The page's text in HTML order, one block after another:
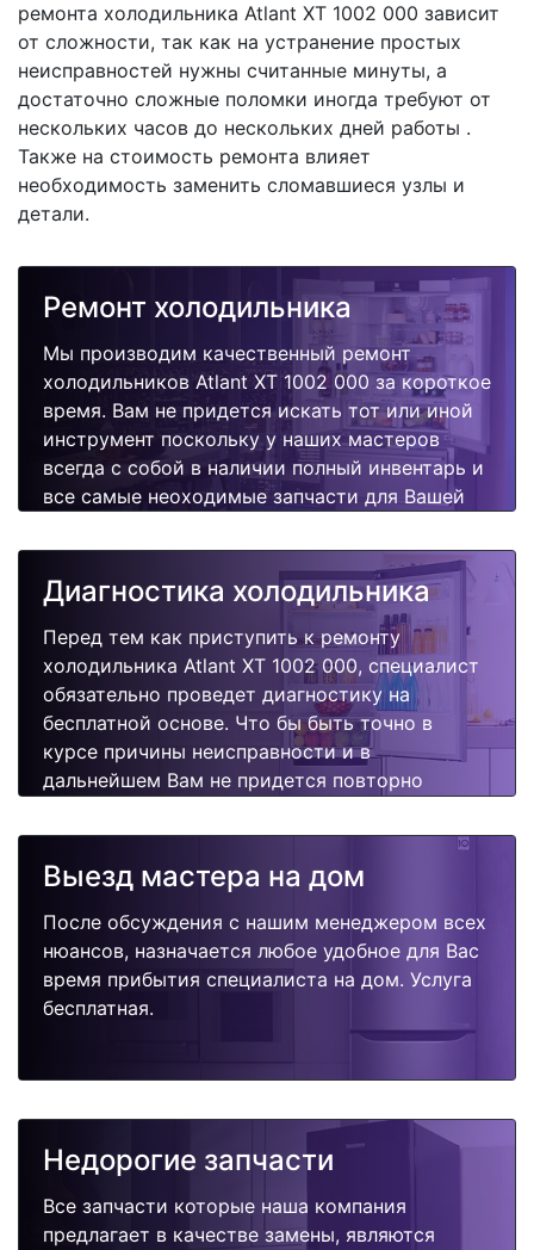
ремонта холодильника Atlant XT 1002 000 зависит
от сложности, так как на устранение простых
неисправностей нужны считанные минуты, а
достаточно сложные поломки иногда требуют от
нескольких часов до нескольких дней работы .
Также на стоимость ремонта влияет
необходимость заменить сломавшиеся узлы и
детали.
Ремонт холодильника
Мы производим качественный ремонт
холодильников Atlant XT 1002 000 за короткое
время. Вам не придется искать тот или иной
инструмент поскольку у наших мастеров
всегда с собой в наличии полный инвентарь и
все самые неоходимые запчасти для Вашей
качественно и недорого.
Диагностика холодильника
Перед тем как приступить к ремонту
холодильника Atlant XT 1002 000, специалист
обязательно проведет диагностику на
бесплатной основе. Что бы быть точно в
курсе причины неисправности и в
дальнейшем Вам не придется повторно
поломок.
Выезд мастера на дом
После обсуждения с нашим менеджером всех
нюансов, назначается любое удобное для Вас
время прибытия специалиста на дом. Услуга
бесплатная.
Недорогие запчасти
Все запчасти которые наша компания
предлагает в качестве замены, являются